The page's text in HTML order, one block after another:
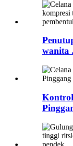
wanita